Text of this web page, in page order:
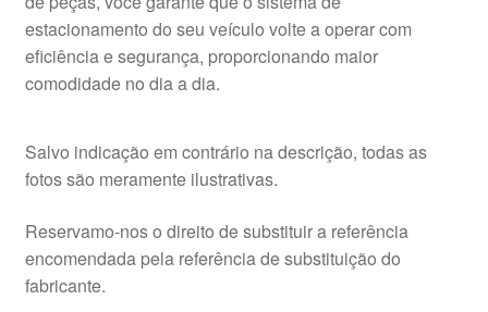
estacionamento do seu veículo volte a operar com
eficiência e segurança, proporcionando maior
comodidade no dia a dia.
Salvo indicação em contrário na descrição, todas as
fotos são meramente ilustrativas.
Reservamo-nos o direito de substituir a referência
encomendada pela referência de substituição do
fabricante.